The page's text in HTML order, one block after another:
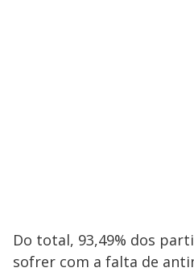
Do total, 93,49% dos
sofrer com a falta de